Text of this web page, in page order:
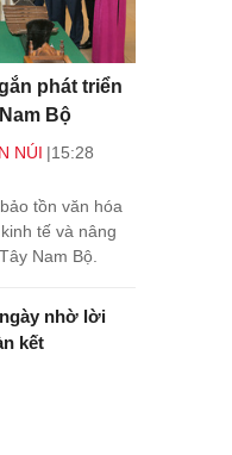
phát triển
Bộ
NÚI 15:28
tồn văn hóa
tế và nâng
Nam Bộ.
nhờ lời
kết